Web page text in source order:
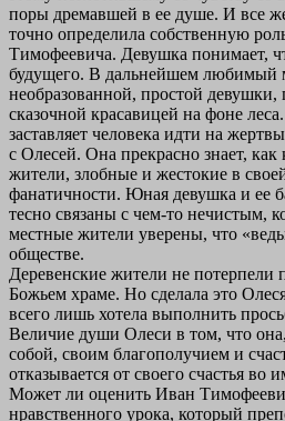
поры дремавшей в ее душе. И все
точно определила собственную
Тимофеевича. Девушка понимает,
будущего. В дальнейшем любимый
необразованной, простой девушки,
сказочной красавицей на фоне
заставляет человека идти на
с Олесей. Она прекрасно знает, как
жители, злобные и жестокие в
фанатичности. Юная девушка и ее
тесно связаны с чем-то нечистым,
местные жители уверены, что
обществе.
Деревенские жители не потерпели
Божьем храме. Но сделала это
всего лишь хотела выполнить
Величие души Олеси в том, что
собой, своим благополучием и
отказывается от своего счастья во
Может ли оценить Иван
нравственного урока, который